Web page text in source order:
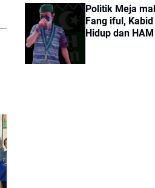
Politik Meja
Fang iful,
Hidup dan